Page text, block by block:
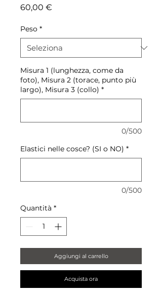
60,00 €
Peso *
Misura 1 (lunghezza, come da
foto), Misura 2 (torace, punto più
largo), Misura 3 (collo) *
0/500
Elastici nelle cosce? (SI o NO) *
0/500
Quantità *
Aggiungi al carrello
Acquista ora